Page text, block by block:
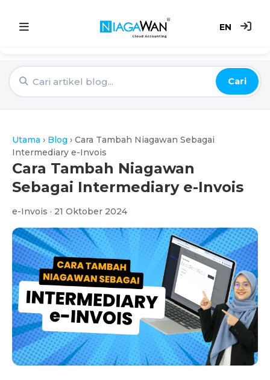
EN
e-Invoice
Harga
Blog
Cari
Utama › Blog › Cara Tambah Niagawan Sebagai
Intermediary e-Invois
Cara Tambah Niagawan
Sebagai Intermediary e-Invois
e-Invois · 21 Oktober 2024